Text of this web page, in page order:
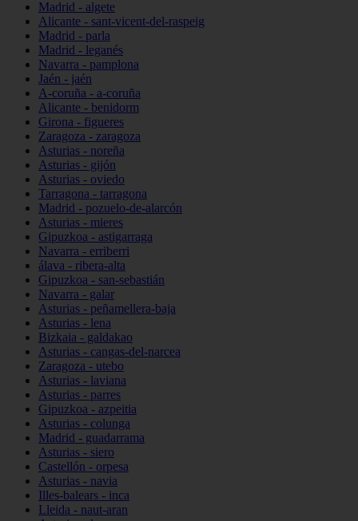
Madrid - algete
Alicante - sant-vicent-del-raspeig
Madrid - parla
Madrid - leganés
Navarra - pamplona
Jaén - jaén
A-coruña - a-coruña
Alicante - benidorm
Girona - figueres
Zaragoza - zaragoza
Asturias - noreña
Asturias - gijón
Asturias - oviedo
Tarragona - tarragona
Madrid - pozuelo-de-alarcón
Asturias - mieres
Gipuzkoa - astigarraga
Navarra - erriberri
álava - ribera-alta
Gipuzkoa - san-sebastián
Navarra - galar
Asturias - peñamellera-baja
Asturias - lena
Bizkaia - galdakao
Asturias - cangas-del-narcea
Zaragoza - utebo
Asturias - laviana
Asturias - parres
Gipuzkoa - azpeitia
Asturias - colunga
Madrid - guadarrama
Asturias - siero
Castellón - orpesa
Asturias - navia
Illes-balears - inca
Lleida - naut-aran